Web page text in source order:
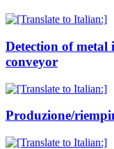
Detection of
conveyor
Produzione/